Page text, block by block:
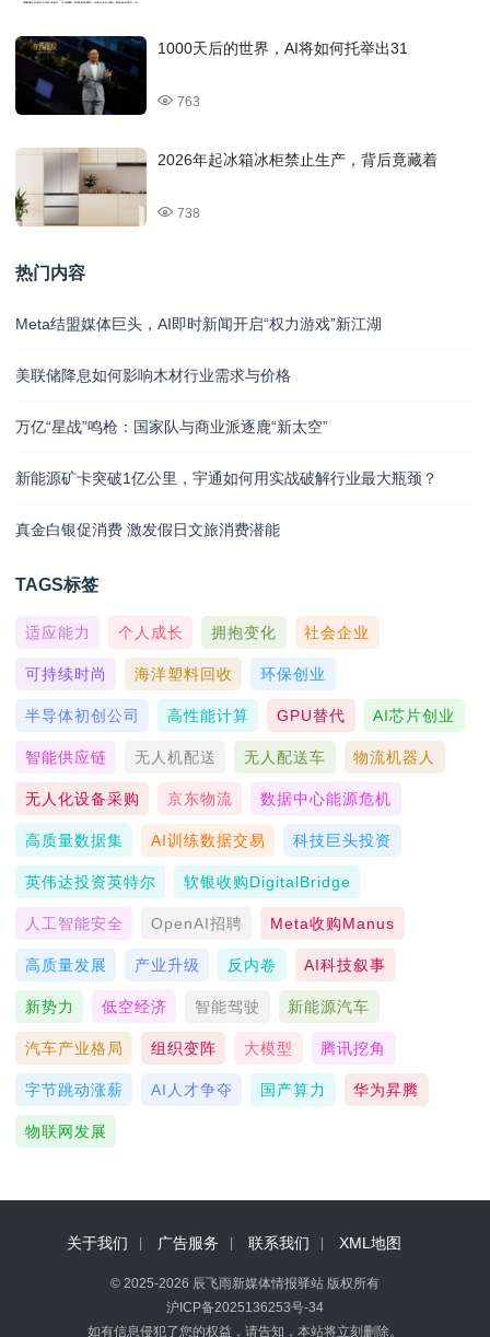
1000天后的世界，AI将如何托举出31
763
2026年起冰箱冰柜禁止生产，背后竟藏着
738
热门内容
Meta结盟媒体巨头，AI即时新闻开启“权力游戏”新江湖
美联储降息如何影响木材行业需求与价格
万亿“星战”鸣枪：国家队与商业派逐鹿“新太空”
新能源矿卡突破1亿公里，宇通如何用实战破解行业最大瓶颈？
真金白银促消费 激发假日文旅消费潜能
TAGS标签
适应能力 个人成长 拥抱变化 社会企业
可持续时尚 海洋塑料回收 环保创业
半导体初创公司 高性能计算 GPU替代 AI芯片创业
智能供应链 无人机配送 无人配送车 物流机器人
无人化设备采购 京东物流 数据中心能源危机
高质量数据集 AI训练数据交易 科技巨头投资
英伟达投资英特尔 软银收购DigitalBridge
人工智能安全 OpenAI招聘 Meta收购Manus
高质量发展 产业升级 反内卷 AI科技叙事
新势力 低空经济 智能驾驶 新能源汽车
汽车产业格局 组织变阵 大模型 腾讯挖角
字节跳动涨薪 AI人才争夺 国产算力 华为昇腾
物联网发展
关于我们 广告服务 联系我们 XML地图
© 2025-2026 辰飞雨新媒体情报驿站 版权所有
沪ICP备2025136253号-34
如有信息侵犯了您的权益，请告知，本站将立刻删除。